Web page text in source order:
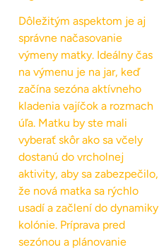
Dôležitým aspektom je aj
správne načasovanie
výmeny matky. Ideálny čas
na výmenu je na jar, keď
začína sezóna aktívneho
kladenia vajíčok a rozmach
úľa. Matku by ste mali
vyberať skôr ako sa včely
dostanú do vrcholnej
aktivity, aby sa zabezpečilo,
že nová matka sa rýchlo
usadí a začlení do dynamiky
kolónie. Príprava pred
sezónou a plánovanie